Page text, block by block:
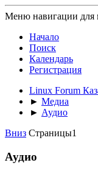
Меню навигации для
Начало
Поиск
Календарь
Регистрация
Linux Forum
► Медиа
► Аудио
Вниз Страницы1
Аудио